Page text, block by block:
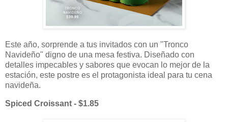
Este año, sorprende a tus invitados con un "Tronco
Navideño" digno de una mesa festiva. Diseñado con
detalles impecables y sabores que evocan lo mejor de la
estación, este postre es el protagonista ideal para tu cena
navideña.
Spiced Croissant - $1.85